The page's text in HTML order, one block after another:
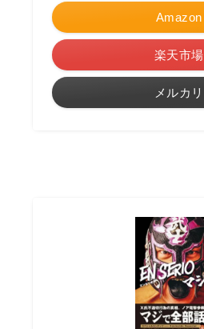
Amazon
楽天市場
メルカリ